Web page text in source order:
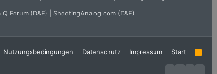
Q Forum (D&E) ShootingAnalog.com (D&E)
Nutzungsbedingungen Datenschutz Impressum Start
R
S
S